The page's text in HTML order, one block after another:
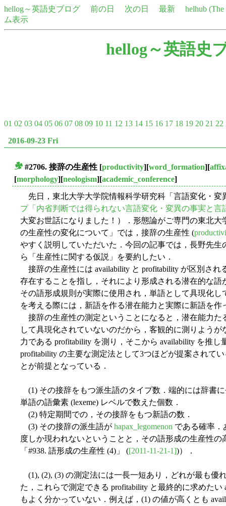
hellog～英語史ブログ 前の日 次の日 最新
helhub
ム表示
hellog～英語史
01 02 03 04 05 06 07 08 09 10 11 12 13 14 15 16 17 18 19 20 21 22
2016-09-23 Fri
#2706. 接辞の生産性 [productivity][word_formation][
[morphology][neologism][academic_conference]
先日，東北大学大学院情報科学研究科「言語変化・変
プ「内省判断では得られない言語変化・変異の事実と言
大変お世話になりました！）．形態論がご専門の東北
の生産性の変化について」では，接辞の生産性 (
やすく説明していただいた．今回の記事では，長野先
ら「生産性に関する仮説」を要約したい．
接辞の生産性には availability と profitability が区別さ
存在することを指し，それにより形成される潜在的な
その語形成規則が実際に使用され，単語として具現化
を考える際には，新語を作る潜在能力と実際に新語を
接辞の生産性の測定ということになると，潜在能力た
して具現化されていないのだから，客観的に測りよう
力である profitability を測り，そこから availability を推
profitability の主要な測定法として3つほどが提案されて
とが前提となっている．
(1) その接辞をもつ派生語のタイプ数．端的には辞書
単語の語彙素 (lexeme) レベルで数えた個数．
(2) 特定期間での，その接辞をもつ新語の数．
(3) その接辞の派生語が hapax_legomenon である確率．
度しか現われないということと，その語形成の生産性の
「#938. 語形成の生産性 (4)」 ([2011-11-21-1])）．
(1), (2), (3) の測定法には一長一短あり，どれが最も優
た，これらで測定できる profitability と最終的に求めた
もよく分かっていない．例えば，(1) の値が高くとも